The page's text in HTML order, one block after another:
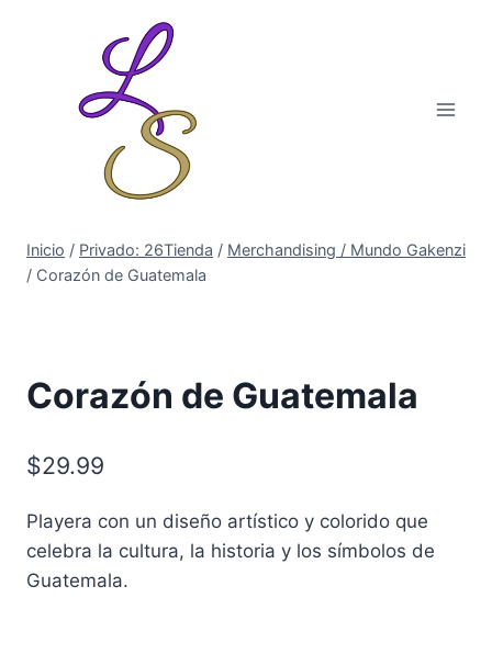
Inicio / Privado: 26Tienda / Merchandising / Mundo Gakenzi
/ Corazón de Guatemala
Corazón de Guatemala
$29.99
Playera con un diseño artístico y colorido que
celebra la cultura, la historia y los símbolos de
Guatemala.